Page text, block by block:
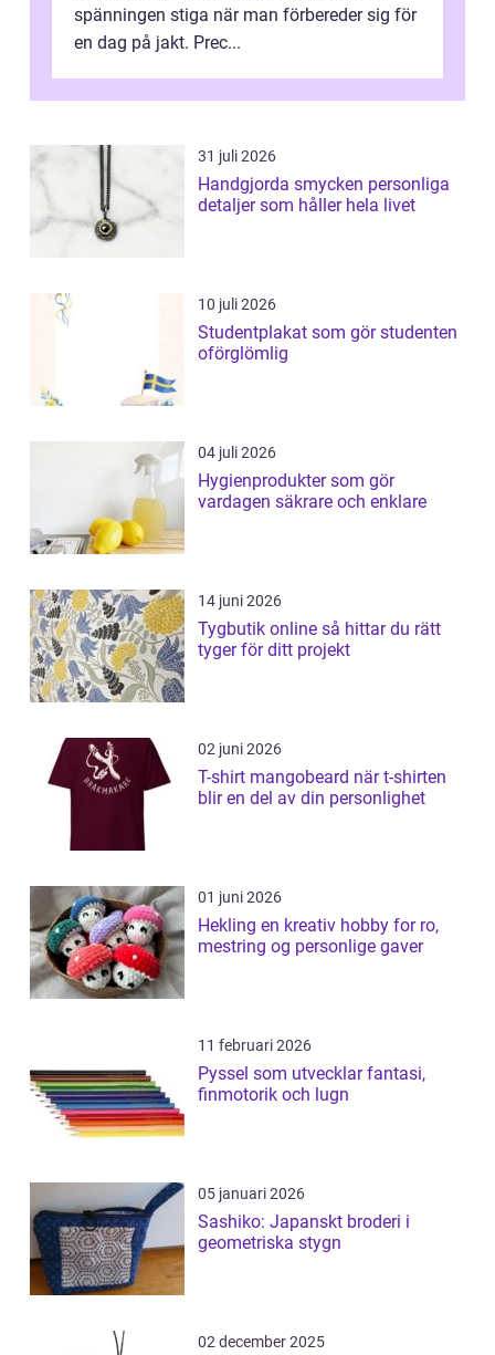
spänningen stiga när man förbereder sig för
en dag på jakt. Prec...
31 juli 2026
Handgjorda smycken personliga
detaljer som håller hela livet
10 juli 2026
Studentplakat som gör studenten
oförglömlig
04 juli 2026
Hygienprodukter som gör
vardagen säkrare och enklare
14 juni 2026
Tygbutik online så hittar du rätt
tyger för ditt projekt
02 juni 2026
T-shirt mangobeard när t-shirten
blir en del av din personlighet
01 juni 2026
Hekling en kreativ hobby for ro,
mestring og personlige gaver
11 februari 2026
Pyssel som utvecklar fantasi,
finmotorik och lugn
05 januari 2026
Sashiko: Japanskt broderi i
geometriska stygn
02 december 2025